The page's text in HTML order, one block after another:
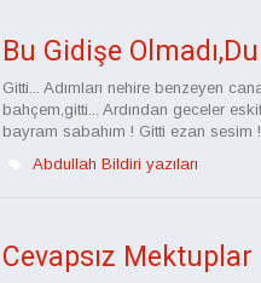
Bu Gidişe
Gitti... Adımları nehire benzeyen
bahçem,gitti... Ardından geceler
bayram sabahım ! Gitti ezan sesim
Abdullah Bildiri yazıları
Cevapsız Mektuplar